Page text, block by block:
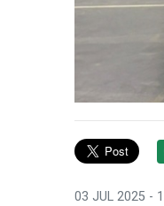
03 JUL 2025 -